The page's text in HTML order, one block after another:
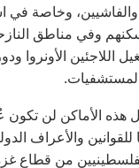
والفاشيين، وخاصة في
وفي مناطق
الأونروا
هذه الأماكن لن تكون
للقوانين والأعراف
من قطاع